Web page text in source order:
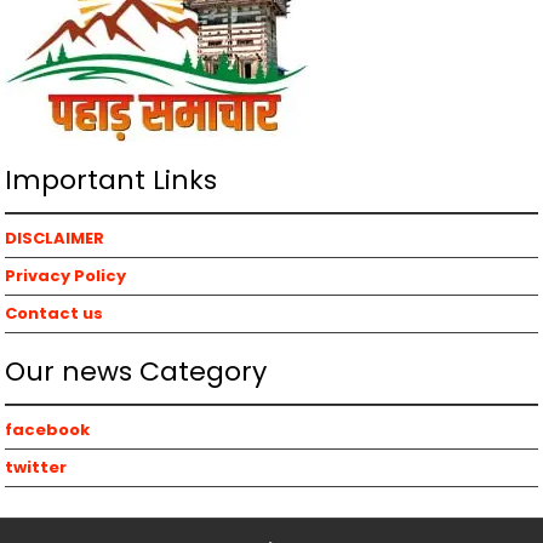
Important Links
DISCLAIMER
Privacy Policy
Contact us
Our news Category
facebook
twitter